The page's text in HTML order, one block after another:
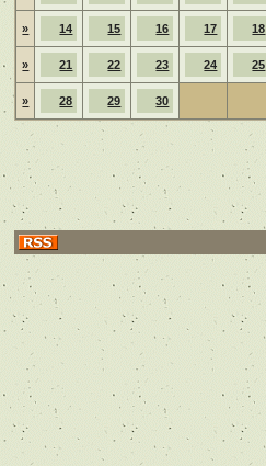
» 14 15 16 17 18
» 21 22 23 24 25
» 28 29 30